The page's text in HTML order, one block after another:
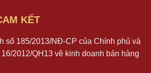
KẾT
số 185/2013/NĐ-CP của Chính phủ và
16/2012/QH13 về kinh doanh bán hàng